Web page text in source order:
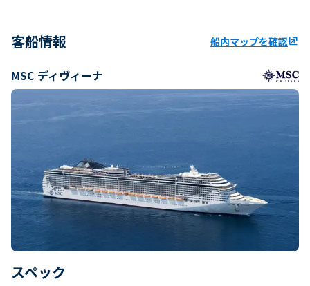
客船情報 船内マップを確認ungroup
MSC ディヴィーナ
スペック